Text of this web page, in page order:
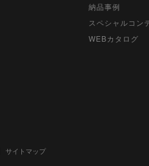
納品事例
スペシャルコン
WEBカタログ
サイトマップ